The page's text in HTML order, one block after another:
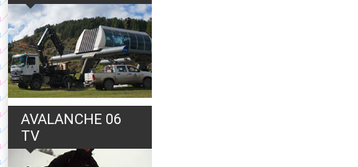
AVALANCHE 06
TV